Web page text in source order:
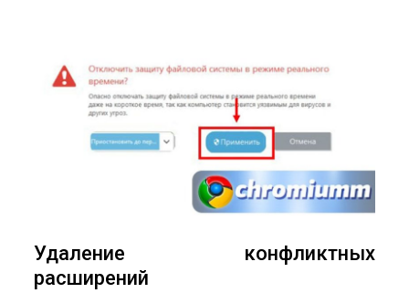
Удаление конфликтных
расширений